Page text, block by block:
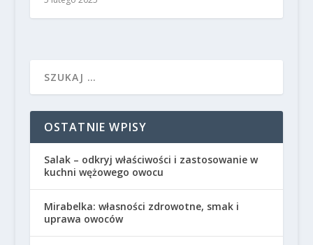
OSTATNIE WPISY
Salak – odkryj właściwości i zastosowanie w
kuchni wężowego owocu
Mirabelka: własności zdrowotne, smak i
uprawa owoców